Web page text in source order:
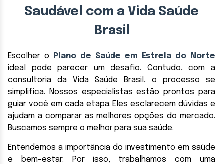
Saudável com a Vida Saúde
Brasil
Escolher o
Plano de Saúde em Estrela do Norte
ideal pode parecer um desafio. Contudo, com a
consultoria da Vida Saúde Brasil, o processo se
simplifica. Nossos especialistas estão prontos para
guiar você em cada etapa. Eles esclarecem dúvidas e
ajudam a comparar as melhores opções do mercado.
Buscamos sempre o melhor para sua saúde.
Entendemos a importância do investimento em saúde
e bem-estar. Por isso, trabalhamos com uma